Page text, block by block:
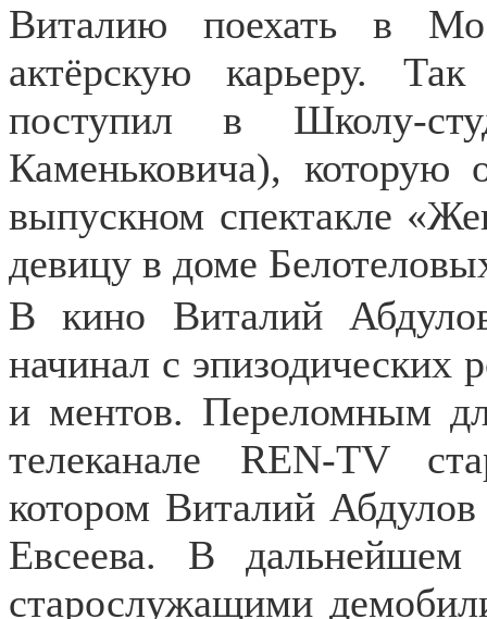
Виталию поехать в
актёрскую карьеру.
поступил в Школу-
Каменьковича),
выпускном спектакле
девицу в доме
В кино Виталий
начинал с эпизодических
и ментов. Переломным
телеканале REN-TV
котором Виталий
Евсеева. В
старослужащими